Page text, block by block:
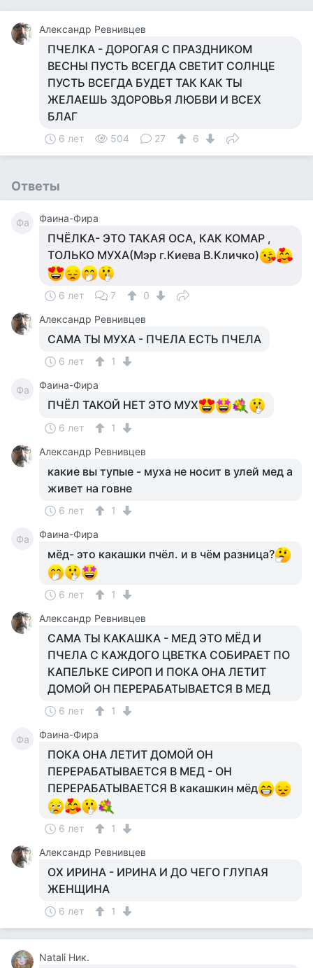
Александр Ревнивцев
ПЧЕЛКА - ДОРОГАЯ С ПРАЗДНИКОМ
ВЕСНЫ ПУСТЬ ВСЕГДА СВЕТИТ СОЛНЦЕ
ПУСТЬ ВСЕГДА БУДЕТ ТАК КАК ТЫ
ЖЕЛАЕШЬ ЗДОРОВЬЯ ЛЮБВИ И ВСЕХ
БЛАГ
6 лет 504 27 6
Ответы
Фа Фаина-Фира
ПЧЁЛКА- ЭТО ТАКАЯ ОСА, КАК КОМАР ,
ТОЛЬКО МУХА(Мэр г.Киева В.Кличко)
6 лет 7
0
Александр Ревнивцев
САМА ТЫ МУХА - ПЧЕЛА ЕСТЬ ПЧЕЛА
6 лет 1
Фа Фаина-Фира
ПЧЁЛ ТАКОЙ НЕТ ЭТО МУХ
6 лет
1
Александр Ревнивцев
какие вы тупые - муха не носит в улей мед а
живет на говне
6 лет 1
Фа Фаина-Фира
мёд- это какашки пчёл. и в чём разница?
6 лет
1
Александр Ревнивцев
САМА ТЫ КАКАШКА - МЕД ЭТО МЁД И
ПЧЕЛА С КАЖДОГО ЦВЕТКА СОБИРАЕТ ПО
КАПЕЛЬКЕ СИРОП И ПОКА ОНА ЛЕТИТ
ДОМОЙ ОН ПЕРЕРАБАТЫВАЕТСЯ В МЕД
6 лет 1
Фа Фаина-Фира
ПОКА ОНА ЛЕТИТ ДОМОЙ ОН
ПЕРЕРАБАТЫВАЕТСЯ В МЕД - ОН
ПЕРЕРАБАТЫВАЕТСЯ В какашкин мёд
6 лет
1
Александр Ревнивцев
ОХ ИРИНА - ИРИНА И ДО ЧЕГО ГЛУПАЯ
ЖЕНЩИНА
6 лет 1
Natali Ник.